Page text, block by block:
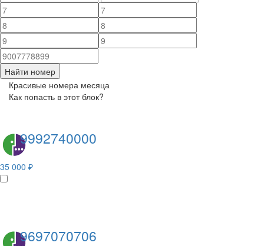
Найти номер
Красивые номера месяца
Как попасть в этот блок?
9992740000
35 000 ₽
9697070706